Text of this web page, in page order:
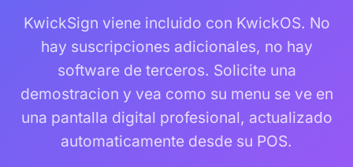
KwickSign viene incluido con KwickOS. No
hay suscripciones adicionales, no hay
software de terceros. Solicite una
demostracion y vea como su menu se ve en
una pantalla digital profesional, actualizado
automaticamente desde su POS.